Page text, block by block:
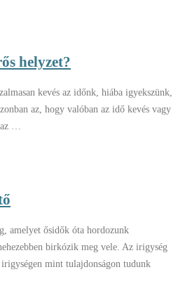
helyzet?
kevés az időnk, hiába igyekszünk,
az, hogy valóban az idő kevés vagy
…
amelyet ősidők óta hordozunk
birkózik meg vele. Az irigység
irigységen mint tulajdonságon tudunk